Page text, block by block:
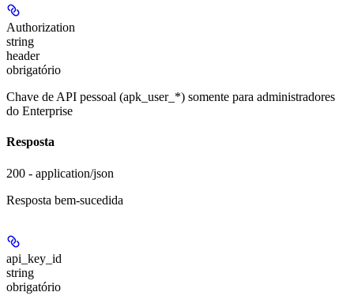
Authorization
string
header
obrigatório
Chave de API pessoal (apk_user_*) somente para administradores
do Enterprise
Resposta
200 - application/json
Resposta bem-sucedida
api_key_id
string
obrigatório